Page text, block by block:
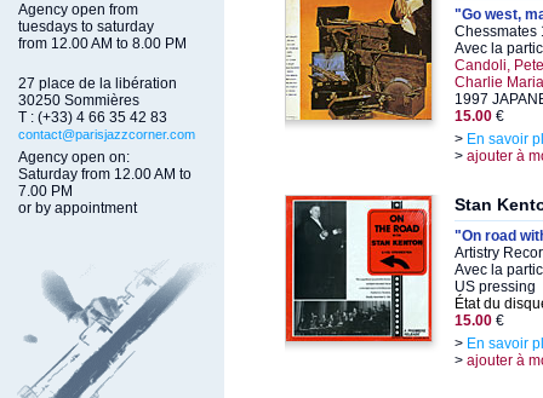
Agency open from
tuesdays to saturday
from 12.00 AM to 8.00 PM
27 place de la libération
30250 Sommières
T : (+33) 4 66 35 42 83
contact@parisjazzcorner.com
Agency open on:
Saturday from 12.00 AM to
7.00 PM
or by appointment
"Go west,
Chessmates
Avec la
Candoli,
Charlie
1997
15.00 €
> En savoir
> ajouter à
Stan
"On road
Artistry
Avec la
US pressing
État du
15.00 €
> En savoir
> ajouter à